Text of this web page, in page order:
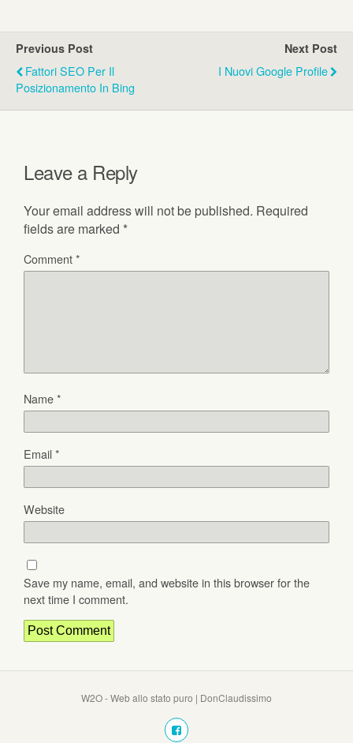
Previous Post
Fattori SEO Per Il
Posizionamento In Bing
Next Post
I Nuovi Google Profile
Leave a Reply
Your email address will not be published. Required
fields are marked *
Comment*
Name*
Email*
Website
Save my name, email, and website in this browser for the
next time I comment.
W2O - Web allo stato puro | DonClaudissimo